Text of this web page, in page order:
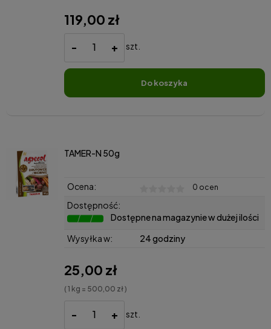
119,00 zł
- + szt.
do koszyka
TAMER-N 50g
Ocena: 0 ocen
Dostępność:
Dostępne na magazynie w dużej ilości
Wysyłka w:
24 godziny
25,00 zł
( 1 kg = 500,00 zł )
- + szt.